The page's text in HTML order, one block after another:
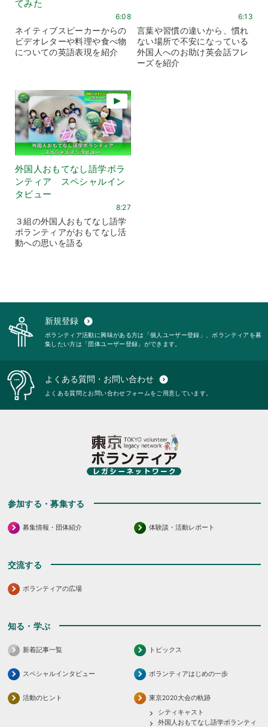
てみた
6:08
ネイティブスピーカーからの
ビデオレターや料理や食べ物
についての英語表現を紹介
6:13
言葉や習慣の違いから、慣れ
ない場所で不安になっている
外国人へのお助け英会話フレ
ーズを紹介
外国人おもてなし語学ボラ
ンティア スペシャルイン
タビュー
8:27
３組の外国人おもてなし語学
ボランティアがおもてなし活
動への思いを語る
新規登録 expand_circle_down
ボランティア活動に興味がある方は「個人ユーザー登録」、ボランティアを募
集したい方は「団体ユーザー登録」ができます。
よくある質問・お問い合わせ expand_circle_down
よくある質問とお問い合わせフォームをご用意しています。
参加する・募集する
募集情報・団体紹介 体験談・活動レポート
交流する
ボランティアの広場
知る・学ぶ
新着記事一覧 トピックス
スペシャルインタビュー ボランティアはじめの一歩
活動のヒント
東京2020大会の軌跡
シティキャスト
外国人おもてなし語学ボランティ